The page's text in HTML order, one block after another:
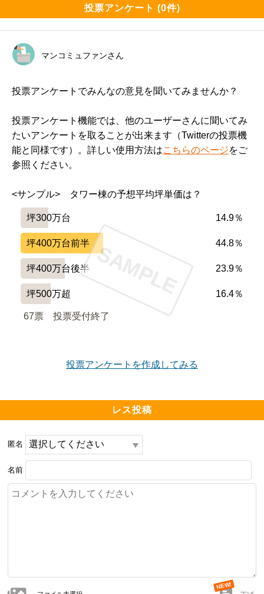
投票アンケート (0件)
マンコミュファンさん
投票アンケートでみんなの意見を聞いてみませんか？
投票アンケート機能では、他のユーザーさんに聞いてみ
たいアンケートを取ることが出来ます（Twitterの投票機
能と同様です）。詳しい使用方法はこちらのページをご
参照ください。
<サンプル>　タワー棟の予想平均坪単価は？
坪300万台 14.9％
坪400万台前半 44.8％
坪400万台後半 23.9％
坪500万超 16.4％
67票 投票受付終了
SAMPLE
投票アンケートを作成してみる
レス投稿
匿名
名前